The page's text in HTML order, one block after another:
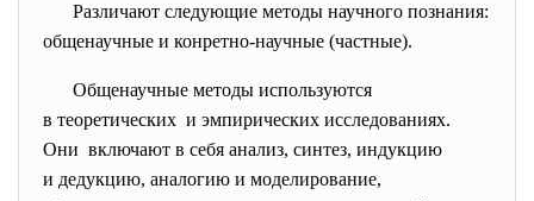
Различают следующие методы научного познания:
общенаучные и конретно-научные (частные).
Общенаучные методы используются
в теоретических и эмпирических исследованиях.
Они включают в себя анализ, синтез, индукцию
и дедукцию, аналогию и моделирование,